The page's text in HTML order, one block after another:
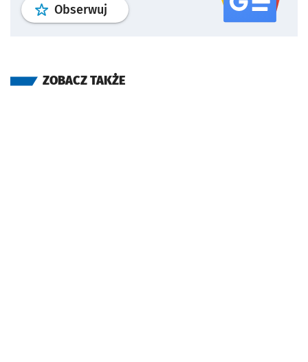
Obserwuj profil serwisu
ZOBACZ TAKŻE